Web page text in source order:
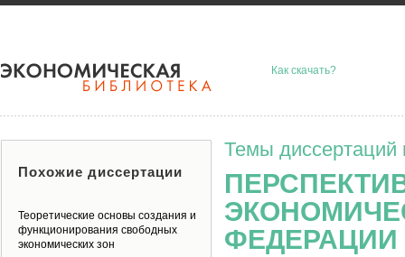
Как скачать?
Темы диссертаций
ФЕДЕРАЦИИ
Похожие диссертации
Теоретические основы создания и
функционирования свободных
экономических зон